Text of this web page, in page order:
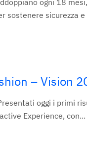
ogni 18
sostenere sicurezza
– Vision
oggi i primi
Experience, con...